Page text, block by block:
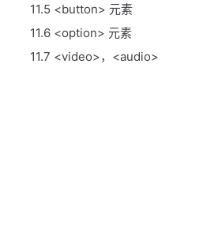
11.5 <button> 元素
11.6 <option> 元素
11.7 <video>，<audio>